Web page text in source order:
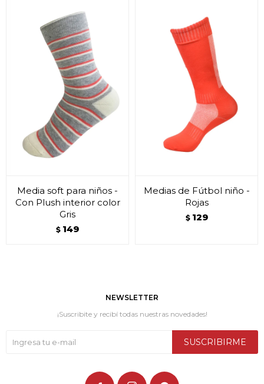
Media soft para niños -
Con Plush interior color
Gris
$ 149
Medias de Fútbol niño -
Rojas
$ 129
NEWSLETTER
¡Suscribite y recibí todas nuestras novedades!
SUSCRIBIRME